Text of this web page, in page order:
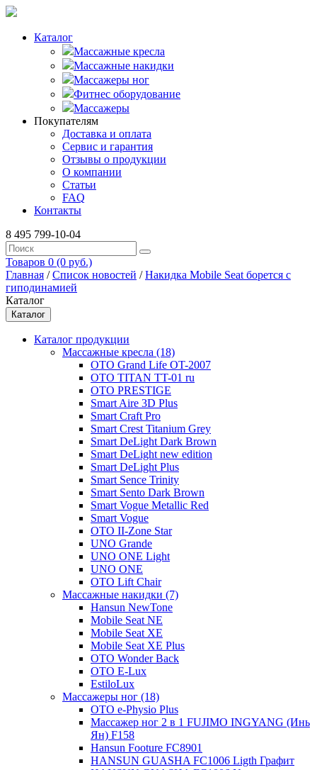
Каталог
Массажные кресла
Массажные накидки
Массажеры ног
Фитнес оборудование
Массажеры
Покупателям
Доставка и оплата
Сервис и гарантия
Отзывы о продукции
О компании
Статьи
FAQ
Контакты
8 495 799-10-04
Товаров 0 (0 руб.)
Главная /Список новостей /Накидка Mobile Seat борется с
гиподинамией
Каталог
Каталог
Каталог продукции
Массажные кресла (18)
OTO Grand Life OT-2007
OTO TITAN TT-01 ru
OTO PRESTIGE
Smart Aire 3D Plus
Smart Craft Pro
Smart Crest Titanium Grey
Smart DeLight Dark Brown
Smart DeLight new edition
Smart DeLight Plus
Smart Sence Trinity
Smart Sento Dark Brown
Smart Vogue Metallic Red
Smart Vogue
OTO II-Zone Star
UNO Grande
UNO ONE Light
UNO ONE
OTO Lift Chair
Массажные накидки (7)
Hansun NewTone
Mobile Seat NE
Mobile Seat XE
Mobile Seat XE Plus
OTO Wonder Back
OTO E-Lux
EstiloLux
Массажеры ног (18)
OTO e-Physio Plus
Массажер ног 2 в 1 FUJIMO INGYANG (Инь
Ян) F158
Hansun Footure FC8901
HANSUN GUASHA FC1006 Ligth Графит